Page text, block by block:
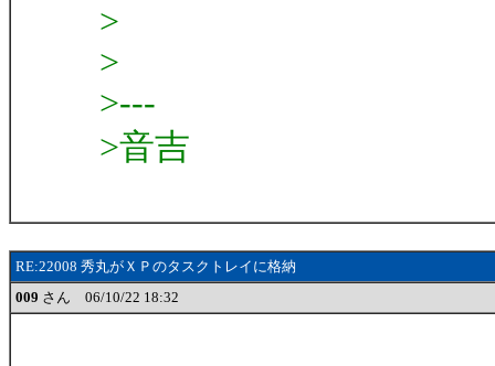
>
>
>---
>音吉
RE:22008 秀丸がＸＰのタスクトレイに格納
009 さん 06/10/22 18:32